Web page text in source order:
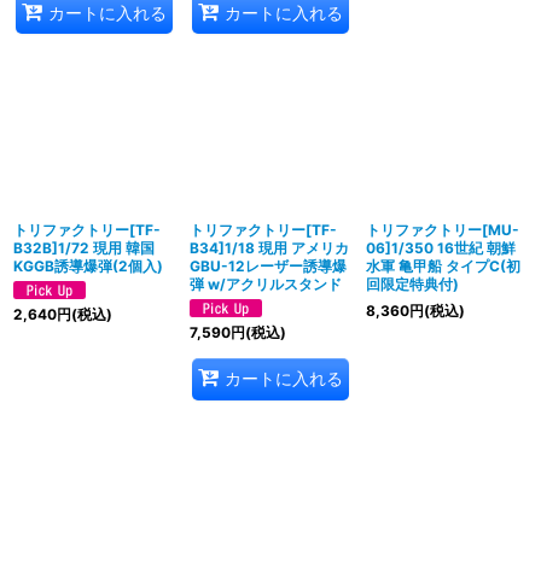
カートに入れる カートに入れる
トリファクトリー[TF-
B32B]1/72 現用 韓国
KGGB誘導爆弾(2個入)
2,640円(税込)
トリファクトリー[TF-
B34]1/18 現用 アメリカ
GBU-12レーザー誘導爆
弾 w/アクリルスタンド
7,590円(税込)
カートに入れる
トリファクトリー[MU-
06]1/350 16世紀 朝鮮
水軍 亀甲船 タイプC(初
回限定特典付)
8,360円(税込)